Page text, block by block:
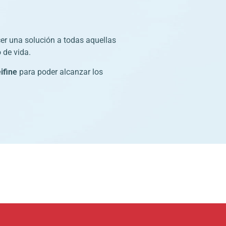
una solución a todas aquellas
de vida.
para poder alcanzar los